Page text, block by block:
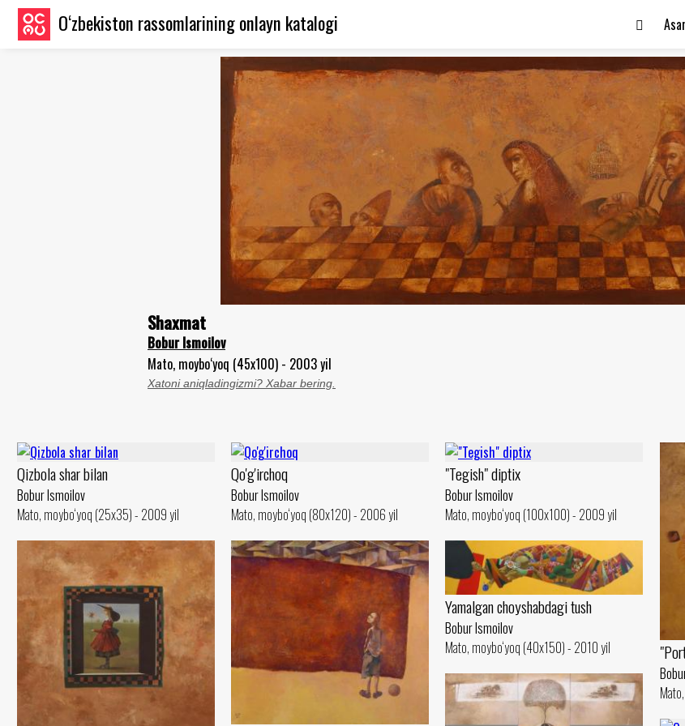
O‘zbekiston rassomlarining onlayn katalogi
Shaxmat
Bobur Ismoilov
Mato, moybo‘yoq (45x100) - 2003 yil
Xatoni aniqladingizmi? Xabar bering.
Qizbola shar bilan
Bobur Ismoilov
Mato, moybo‘yoq (25x35) - 2009 yil
Qo'g'irchoq
Bobur Ismoilov
Mato, moybo‘yoq (80x120) - 2006 yil
"Tegish" diptix
Bobur Ismoilov
Mato, moybo‘yoq (100x100) - 2009 yil
Yamalgan choyshabdagi tush
Bobur Ismoilov
Mato, moybo‘yoq (40x150) - 2010 yil